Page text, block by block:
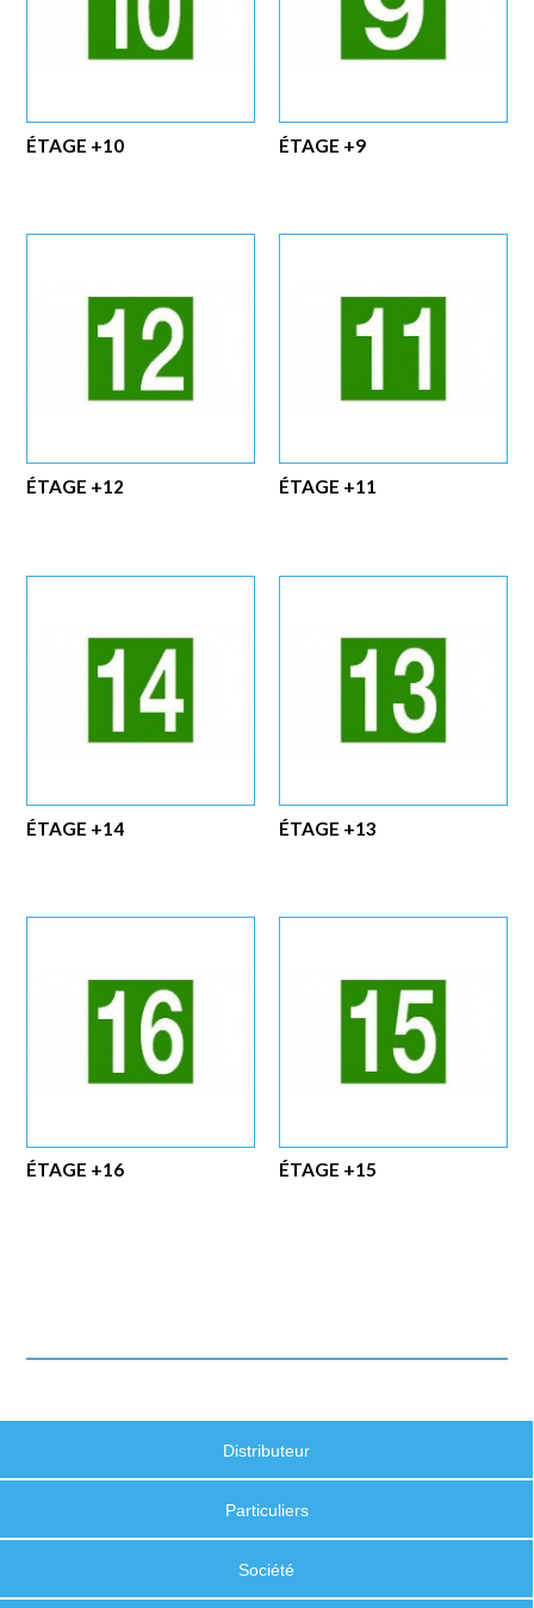
ÉTAGE +9
ÉTAGE +10
ÉTAGE +11
ÉTAGE +12
ÉTAGE +13
ÉTAGE +14
ÉTAGE +15
ÉTAGE +16
Distributeur
Particuliers
Société